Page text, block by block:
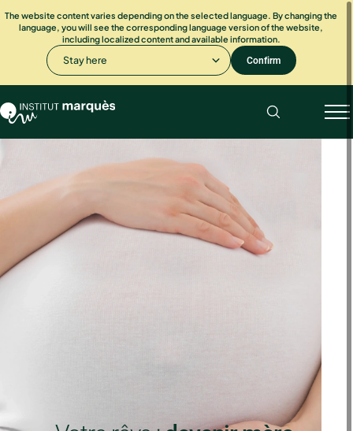
The website content varies depending on the selected language. By changing the
language, you will see the corresponding language version of the website,
including localized content and available information.
Stay here Confirm